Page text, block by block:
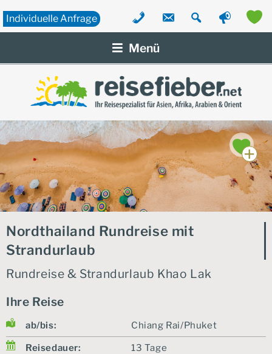
Zum
IndividuelleAnfrage
Menü
Nordthailand Rundreise mit
Strandurlaub
Rundreise & Strandurlaub Khao Lak
Ihre Reise
ab/bis: Chiang Rai/Phuket
Reisedauer: 13 Tage